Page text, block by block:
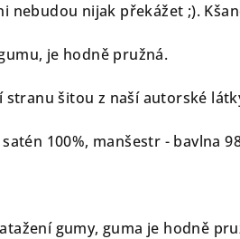
nebudou nijak překážet ;).
je hodně pružná.
stranu šitou z naší autorské
100%, manšestr - bavlna
gumy, guma je hodně